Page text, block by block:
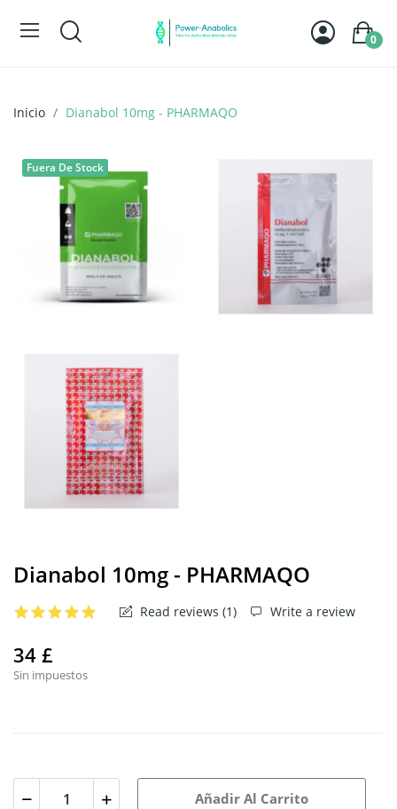
0
Inicio Dianabol 10mg - PHARMAQO
Fuera De Stock
Dianabol 10mg - PHARMAQO
Read reviews (1) Write a review
34 £
Sin impuestos
Añadir Al Carrito